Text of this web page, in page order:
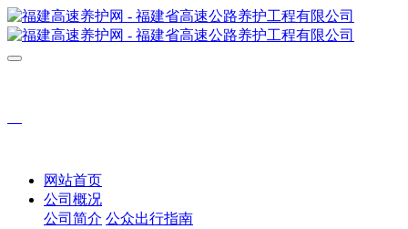
网站首页
公司概况
公司简介 公众出行指南